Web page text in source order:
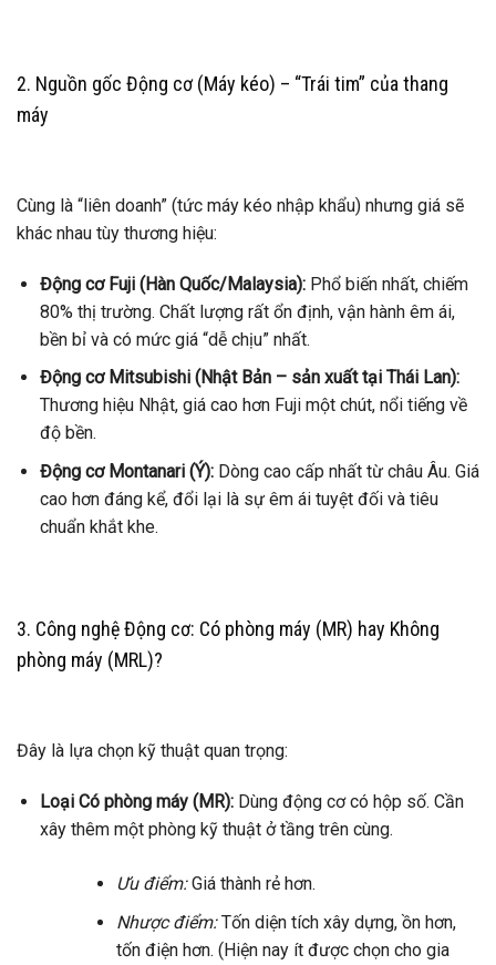
2. Nguồn gốc Động cơ (Máy kéo) – “Trái tim” của thang
máy
Cùng là “liên doanh” (tức máy kéo nhập khẩu) nhưng giá sẽ
khác nhau tùy thương hiệu:
Động cơ Fuji (Hàn Quốc/Malaysia):Phổ biến nhất, chiếm
80% thị trường. Chất lượng rất ổn định, vận hành êm ái,
bền bỉ và có mức giá “dễ chịu” nhất.
Động cơ Mitsubishi (Nhật Bản – sản xuất tại Thái Lan):
Thương hiệu Nhật, giá cao hơn Fuji một chút, nổi tiếng về
độ bền.
Động cơ Montanari (Ý):Dòng cao cấp nhất từ châu Âu. Giá
cao hơn đáng kể, đổi lại là sự êm ái tuyệt đối và tiêu
chuẩn khắt khe.
3. Công nghệ Động cơ: Có phòng máy (MR) hay Không
phòng máy (MRL)?
Đây là lựa chọn kỹ thuật quan trọng:
Loại Có phòng máy (MR):Dùng động cơ có hộp số. Cần
xây thêm một phòng kỹ thuật ở tầng trên cùng.
Ưu điểm:Giá thành rẻ hơn.
Nhược điểm:Tốn diện tích xây dựng, ồn hơn,
tốn điện hơn. (Hiện nay ít được chọn cho gia